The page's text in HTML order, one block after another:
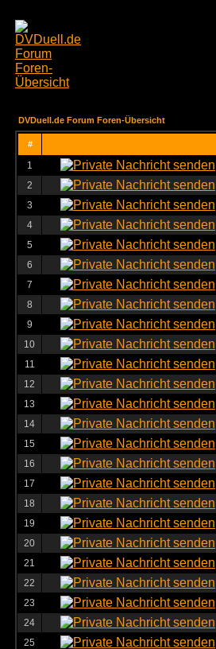
DVDuell.de Forum Foren-Übersicht
#
1
2
3
4
5
6
7
8
9
10
11
12
13
14
15
16
17
18
19
20
21
22
23
24
25